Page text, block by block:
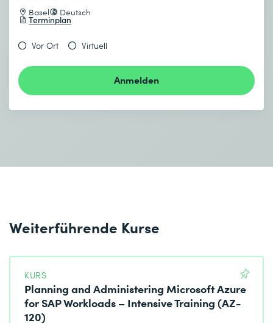
Basel Deutsch
Terminplan
Vor Ort Virtuell
Anmelden
Weiterführende Kurse
KURS
Planning and Administering Microsoft Azure
for SAP Workloads – Intensive Training (AZ-
120)